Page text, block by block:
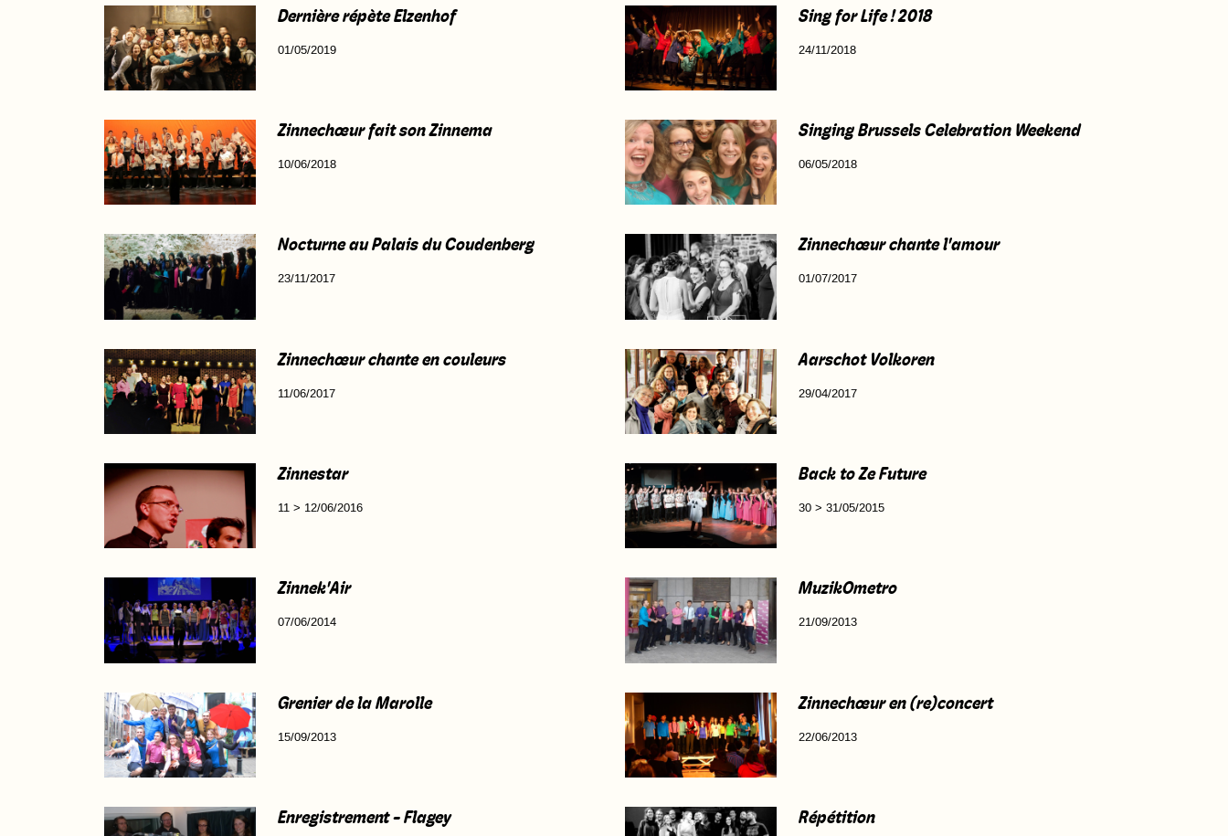
Dernière répète Elzenhof
01/05/2019
Sing for Life ! 2018
24/11/2018
Zinnechœur fait son Zinnema
10/06/2018
Singing Brussels Celebration Weekend
06/05/2018
Nocturne au Palais du Coudenberg
23/11/2017
Zinnechœur chante l'amour
01/07/2017
Zinnechœur chante en couleurs
11/06/2017
Aarschot Volkoren
29/04/2017
Zinnestar
11 > 12/06/2016
Back to Ze Future
30 > 31/05/2015
Zinnek'Air
07/06/2014
MuzikOmetro
21/09/2013
Grenier de la Marolle
15/09/2013
Zinnechœur en (re)concert
22/06/2013
Enregistrement - Flagey Répétition